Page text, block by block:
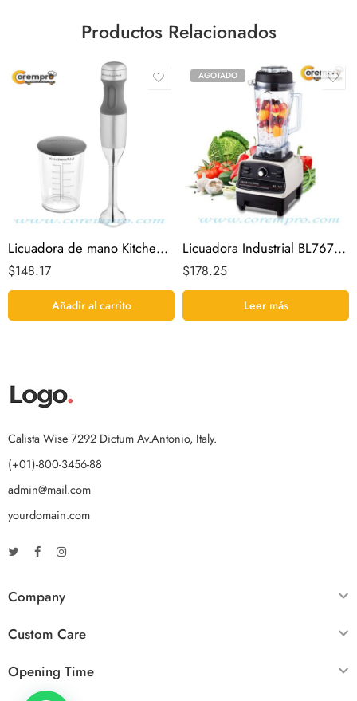
Productos Relacionados
Licuadora de mano KitchenAid de color plateado o rojo
$148.17
Añadir al carrito
AGOTADO
Licuadora Industrial BL767 – 1500w / 110v
$178.25
Leer más
Calista Wise 7292 Dictum Av.Antonio, Italy.
(+01)-800-3456-88
admin@mail.com
yourdomain.com
Company
Custom Care
Opening Time